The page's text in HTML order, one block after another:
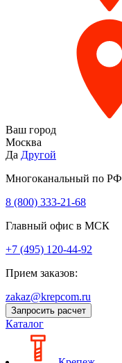
Ваш город
Москва
Да Другой
Многоканальный по РФ
8 (800) 333‑21-68
Главный офис в МСК
+7 (495) 120-44-92
Прием заказов:
zakaz@krepcom.ru
Запросить расчет
Каталог